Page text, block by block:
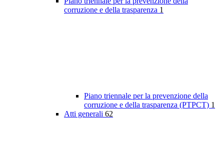
corruzione e della trasparenza 1
Piano triennale per la prevenzione della
corruzione e della trasparenza (PTPCT) 1
Atti generali 62